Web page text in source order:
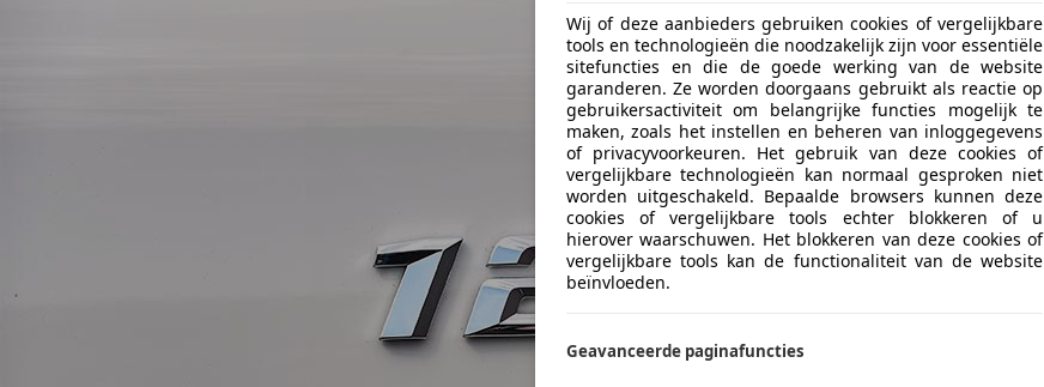
Wij of deze aanbieders gebruiken cookies of vergelijkbare
tools en technologieën die noodzakelijk zijn voor essentiële
sitefuncties en die de goede werking van de website
garanderen. Ze worden doorgaans gebruikt als reactie op
gebruikersactiviteit om belangrijke functies mogelijk te
maken, zoals het instellen en beheren van inloggegevens
of privacyvoorkeuren. Het gebruik van deze cookies of
vergelijkbare technologieën kan normaal gesproken niet
worden uitgeschakeld. Bepaalde browsers kunnen deze
cookies of vergelijkbare tools echter blokkeren of u
hierover waarschuwen. Het blokkeren van deze cookies of
vergelijkbare tools kan de functionaliteit van de website
beïnvloeden.
Geavanceerde paginafuncties